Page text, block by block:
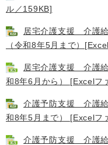
ル／159KB]
居宅介護支援 介護
（令和8年5月まで）
居宅介護支援 介護
和8年6月から） [Excelフ
介護予防支援 介護
和8年5月まで） [Excelフ
介護予防支援 介護